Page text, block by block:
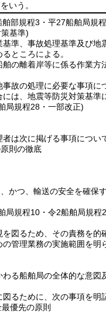
をいう。
部規程3・平27船舶局規
基準)
準、事故処理基準及び地
ところによる。
の離着岸等に係る作業
故の処理に必要な事項に
は、地震等防災対策基準
局規程28・一部改正)
は次に掲げる事項につ
則の徹底
かつ、輸送の安全を確
局規程10・令2船舶局規程
図るため、その責務を的
管理業務の実施範囲を明
る船舶局の全体的な意
るために、次の事項を明
優先の原則